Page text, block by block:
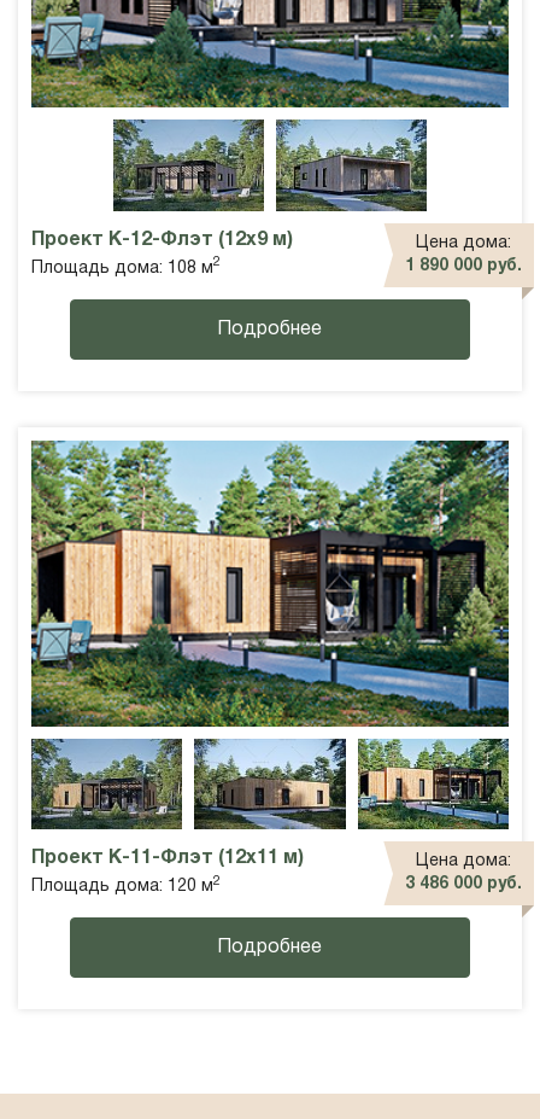
Проект К-12-Флэт (12х9 м)
Площадь дома: 108 м2
Цена дома:
1 890 000 руб.
Подробнее
Проект К-11-Флэт (12х11 м)
Площадь дома: 120 м 2
Цена дома:
3 486 000 руб.
Подробнее